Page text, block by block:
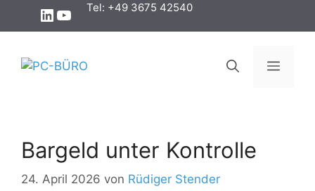
LinkedIn
YouTube
Tel: +49 3675 42540
Menü
Bargeld unter Kontrolle
24. April 2026 von Rüdiger Stender